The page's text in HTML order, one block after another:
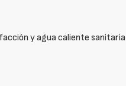
y agua caliente sanitaria